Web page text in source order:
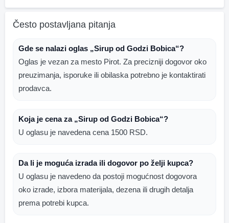
Često postavljana pitanja
Gde se nalazi oglas „Sirup od Godzi Bobica“?
Oglas je vezan za mesto Pirot. Za precizniji dogovor oko
preuzimanja, isporuke ili obilaska potrebno je kontaktirati
prodavca.
Koja je cena za „Sirup od Godzi Bobica“?
U oglasu je navedena cena 1500 RSD.
Da li je moguća izrada ili dogovor po želji kupca?
U oglasu je navedeno da postoji mogućnost dogovora
oko izrade, izbora materijala, dezena ili drugih detalja
prema potrebi kupca.